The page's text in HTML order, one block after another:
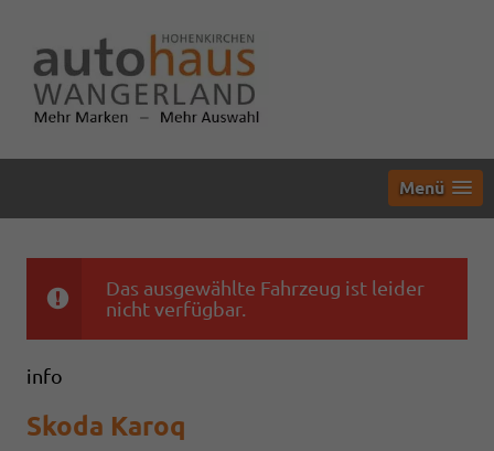
Menü
Das ausgewählte Fahrzeug ist leider
nicht verfügbar.
info
Skoda Karoq